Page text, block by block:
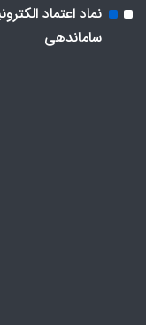
نماد اعتماد
ساماندهی